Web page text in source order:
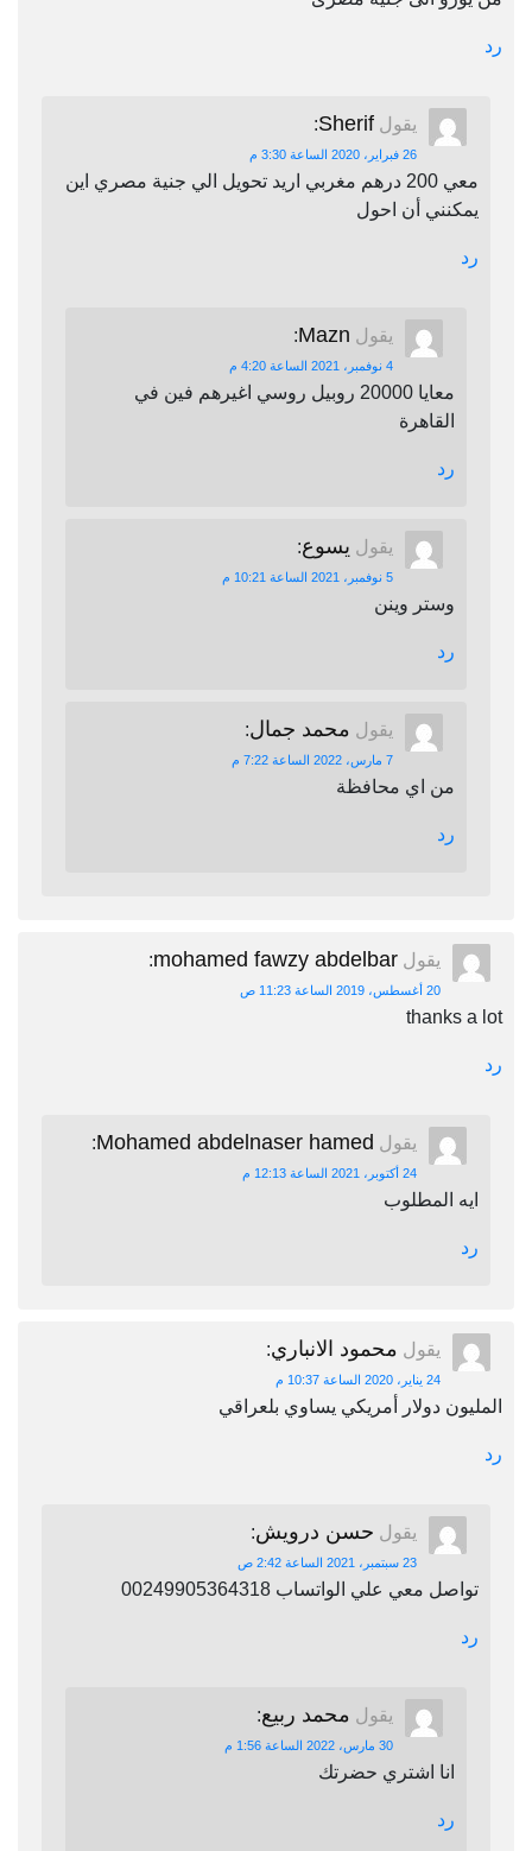
رد
يقول Sherif
:
26 فبراير، 2020 الساعة 3:30 م
معي 200 درهم مغربي اريد تحويل الي جنية مصري اين
يمكنني أن احول
رد
يقول Mazn
:
4 نوفمبر، 2021 الساعة 4:20 م
معايا 20000 روبيل روسي اغيرهم فين في
القاهرة
رد
يقول يسوع:
5 نوفمبر، 2021 الساعة 10:21 م
وستر وينن
رد
يقول محمد جمال:
7 مارس، 2022 الساعة 7:22 م
من اي محافظة
رد
يقول mohamed fawzy abdelbar
:
20 أغسطس، 2019 الساعة 11:23 ص
thanks a lot
رد
يقول Mohamed abdelnaser hamed
:
24 أكتوبر، 2021 الساعة 12:13 م
ايه المطلوب
رد
يقول محمود الانباري:
24 يناير، 2020 الساعة 10:37 م
المليون دولار أمريكي يساوي بلعراقي
رد
يقول حسن درويش:
23 سبتمبر، 2021 الساعة 2:42 ص
تواصل معي علي الواتساب 00249905364318
رد
يقول محمد ربيع:
30 مارس، 2022 الساعة 1:56 م
انا اشتري حضرتك
رد